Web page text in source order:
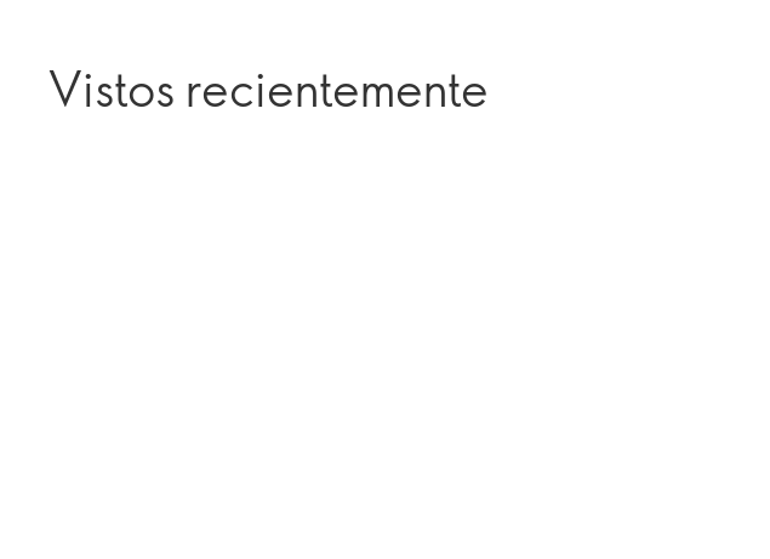
Vistos recientemente